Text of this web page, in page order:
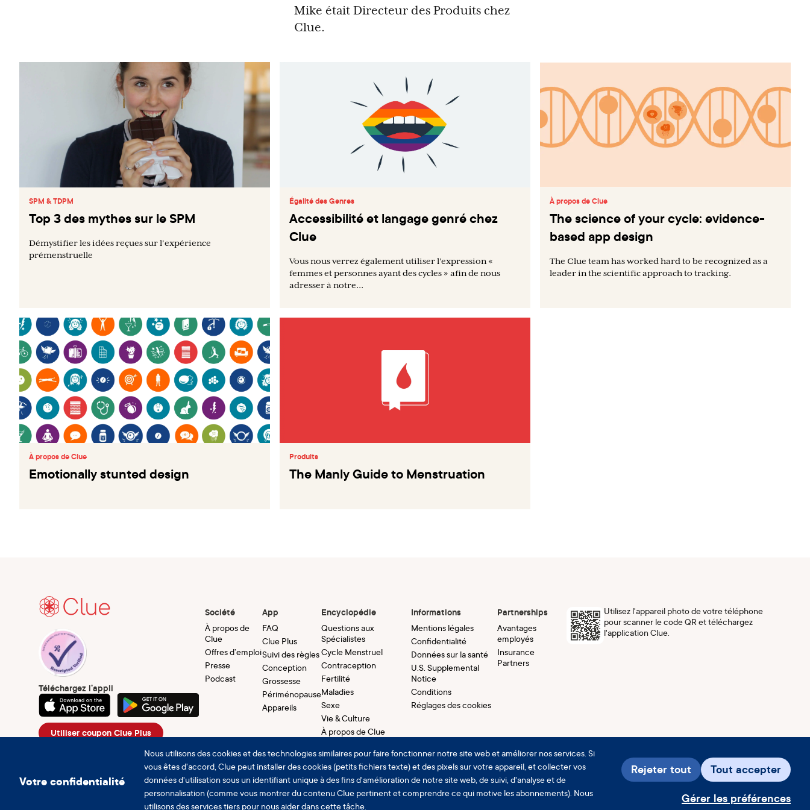
Votre confidentialité
Nous utilisons des cookies et des technologies similaires pour faire fonctionner notre site web et améliorer nos services. Si
vous êtes d'accord, Clue peut installer des cookies (petits fichiers texte) et des pixels sur votre appareil, et collecter vos
données d'utilisation sous un identifiant unique à des fins d'amélioration de notre site web, de suivi, d'analyse et de
personnalisation (comme vous montrer du contenu Clue pertinent et comprendre ce qui motive les abonnements). Nous
utilisons des services tiers pour nous aider dans cette tâche.
Tout accepter
Rejeter tout
Gérer les préférences
Mike était Directeur des Produits chez
Clue.
SPM & TDPM
Top 3 des mythes sur le SPM
Démystifier les idées reçues sur l'expérience
prémenstruelle
Égalité des Genres
Accessibilité et langage genré chez
Clue
Vous nous verrez également utiliser l’expression «
femmes et personnes ayant des cycles » afin de nous
adresser à notre...
À propos de Clue
The science of your cycle: evidence-
based app design
The Clue team has worked hard to be recognized as a
leader in the scientific approach to tracking.
À propos de Clue
Emotionally stunted design
Produits
The Manly Guide to Menstruation
Téléchargez l’appli
Utiliser coupon Clue Plus
Société
À propos de
Clue
Offres d’emploi
Presse
Podcast
App
FAQ
Clue Plus
Suivi des règles
Conception
Grossesse
Périménopause
Appareils
Encyclopédie
Questions aux
Spécialistes
Cycle Menstruel
Contraception
Fertilité
Maladies
Sexe
Vie & Culture
À propos de Clue
Informations
Mentions légales
Confidentialité
Données sur la santé
U.S. Supplemental
Notice
Conditions
Réglages des cookies
Partnerships
Avantages
employés
Insurance
Partners
Utilisez l'appareil photo de votre téléphone
pour scanner le code QR et téléchargez
l'application Clue.
© 2026 Clue by Biowink GmbH, Tous droits réservés